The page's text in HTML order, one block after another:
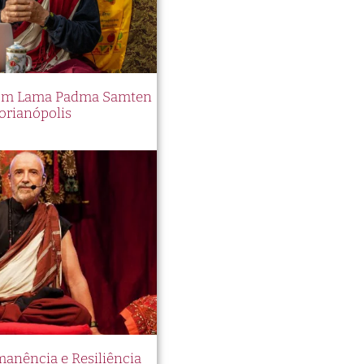
Lama Padma Samten
e Resiliência